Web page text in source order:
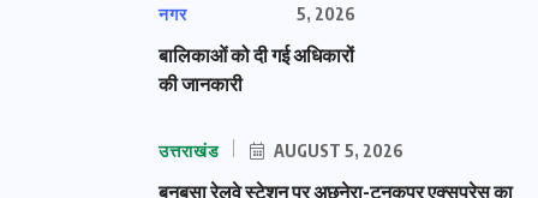
नगर 5, 2026
बालिकाओं को दी गई अधिकारों
की जानकारी
उत्तराखंड AUGUST 5, 2026
बनबसा रेलवे स्टेशन पर अछनेरा-टनकपुर एक्सप्रेस का